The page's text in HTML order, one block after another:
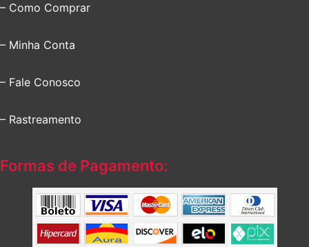
– Como Comprar
– Minha Conta
– Fale Conosco
– Rastreamento
Formas de Pagamento: